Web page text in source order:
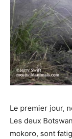
Le premier jour,
Les deux
mokoro, sont